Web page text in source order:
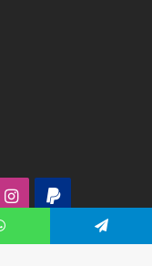
Instagram
PayPal
Telegram